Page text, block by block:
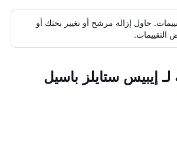
حاول إزالة مرشح أو تغيير بحثك أو
إيبيس ستايلز باسيل